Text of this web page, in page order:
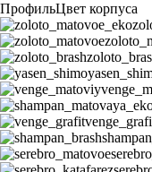
ПрофильЦвет корпуса